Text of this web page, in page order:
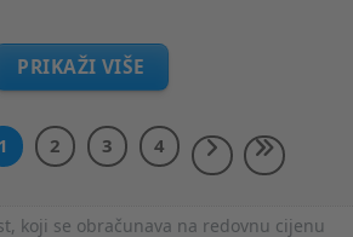
PRIKAŽI VIŠE
1 2 3 4
koji se obračunava na redovnu cijenu